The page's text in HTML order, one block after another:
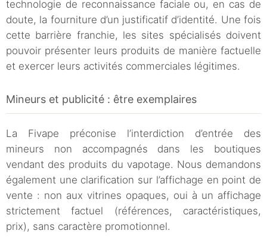
technologie de reconnaissance faciale ou, en cas de
doute, la fourniture d’un justificatif d’identité. Une fois
cette barrière franchie, les sites spécialisés doivent
pouvoir présenter leurs produits de manière factuelle
et exercer leurs activités commerciales légitimes.
Mineurs et publicité : être exemplaires
La Fivape préconise l’interdiction d’entrée des
mineurs non accompagnés dans les boutiques
vendant des produits du vapotage. Nous demandons
également une clarification sur l’affichage en point de
vente : non aux vitrines opaques, oui à un affichage
strictement factuel (références, caractéristiques,
prix), sans caractère promotionnel.